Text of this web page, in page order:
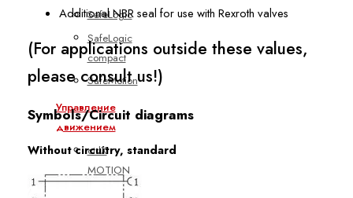
SafeLogic
SafeLogic
compact
SafeMotion
Управление
движением
ctrlX
MOTION
Additional NBR seal for use with Rexroth valves
(For applications outside these values,
please consult us!)
Symbols/Circuit diagrams
Without circuitry, standard